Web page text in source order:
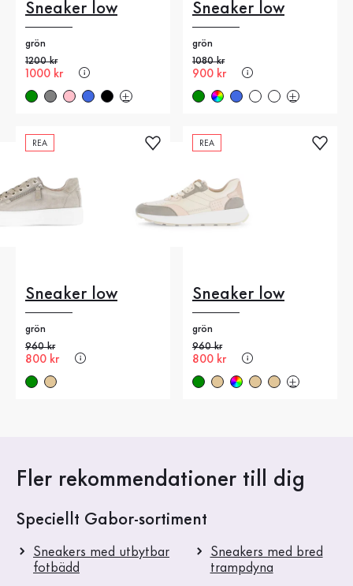
Sneaker low
grön
Gammalt pris
1200 kr
Nytt pris
1000 kr
Sneaker low
grön
Gammalt pris
1080 kr
Nytt pris
900 kr
REA
Sneaker low
grön
Gammalt pris
960 kr
Nytt pris
800 kr
REA
Sneaker low
grön
Gammalt pris
960 kr
Nytt pris
800 kr
Fler rekommendationer till dig
Speciellt Gabor-sortiment
Sneakers med utbytbar
fotbädd
Sneakers med bred
trampdyna